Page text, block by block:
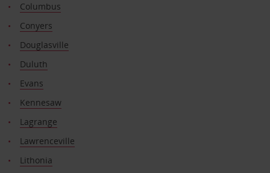
Columbus
Conyers
Douglasville
Duluth
Evans
Kennesaw
Lagrange
Lawrenceville
Lithonia